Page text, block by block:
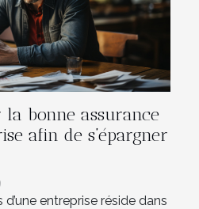
la bonne assurance
afin de s’épargner
entreprise réside dans